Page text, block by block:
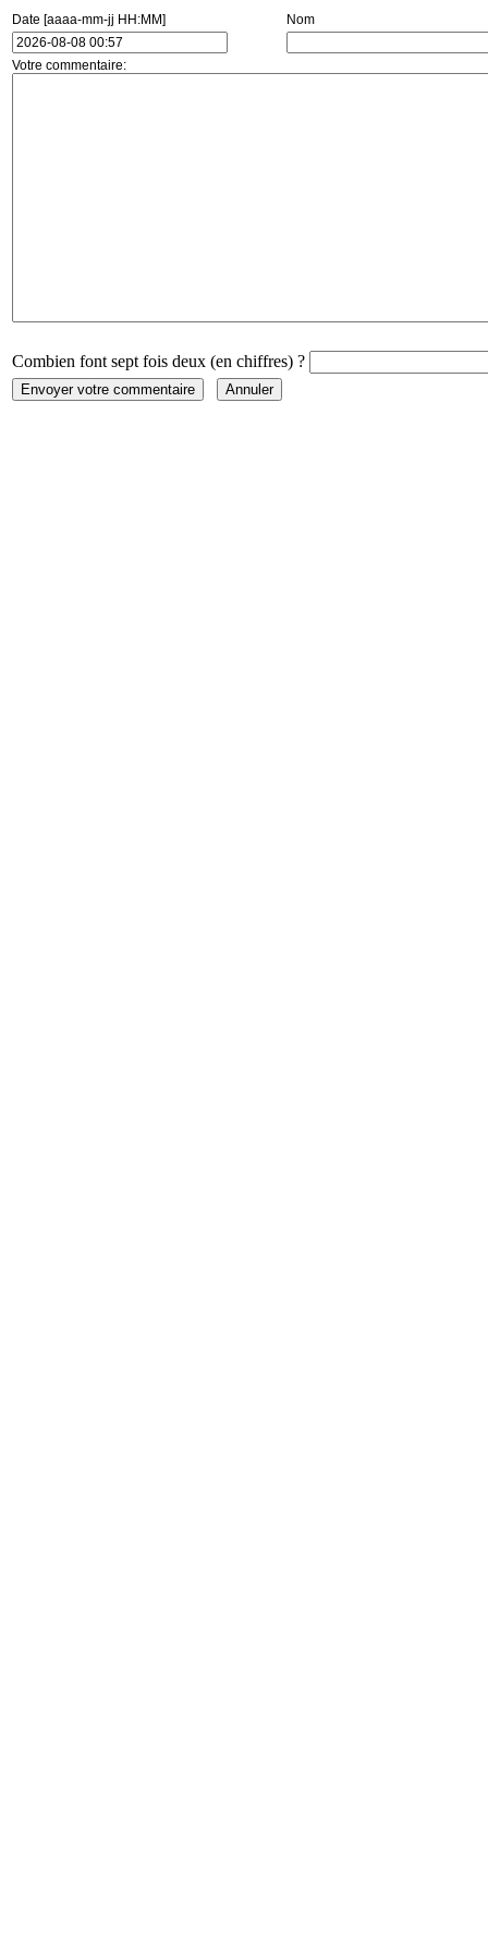
Date [aaaa-mm-jj HH:MM] Nom
Votre commentaire:
Combien font sept fois deux (en chiffres) ?